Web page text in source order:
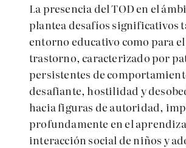
La presencia del TOD en el
plantea desafíos significativos
entorno educativo como para el
trastorno, caracterizado por
persistentes de
desafiante, hostilidad y
hacia figuras de autoridad,
profundamente en el
interacción social de niños y